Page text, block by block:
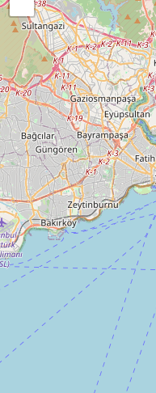
Tamamlandı
BEYAZ KULELER
Konya , Meram
HELYA İNŞAAT